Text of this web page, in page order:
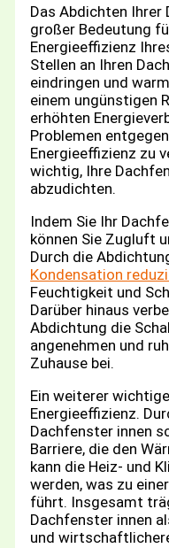
Das Abdichten Ihrer
großer Bedeutung
Energieeffizienz
Stellen an Ihren
eindringen und
einem ungünstigen
erhöhten
Problemen
Energieeffizienz zu
wichtig, Ihre
abzudichten.
Indem Sie Ihr
können Sie Zugluft
Durch die
Kondensation
Feuchtigkeit und
Darüber hinaus
Abdichtung die
angenehmen und
Zuhause bei.
Ein weiterer
Energieeffizienz.
Dachfenster innen
Barriere, die den
kann die Heiz- und
werden, was zu
führt. Insgesamt
Dachfenster innen
und